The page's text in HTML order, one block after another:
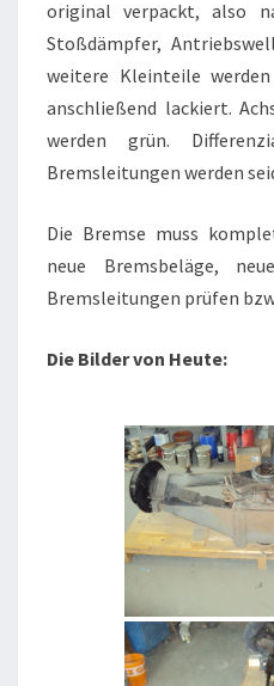
original verpackt, also
Stoßdämpfer,
weitere Kleinteile
anschließend lackiert.
werden grün.
Bremsleitungen werden
Die Bremse muss
neue Bremsbeläge,
Bremsleitungen prüfen
Die Bilder von Heute: